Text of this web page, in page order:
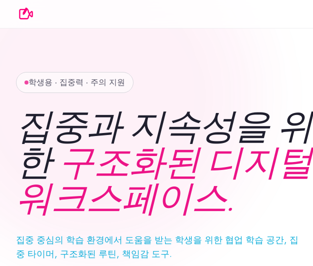
학생용 · 집중력 · 주의 지원
집중과 지속성을 위
한 구조화된 디지털
워크스페이스.
집중 중심의 학습 환경에서 도움을 받는 학생을 위한 협업 학습 공간, 집
중 타이머, 구조화된 루틴, 책임감 도구.